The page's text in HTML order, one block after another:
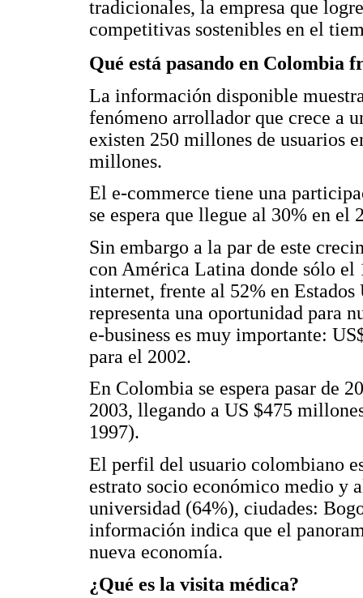
tradicionales, la empresa que
competitivas sostenibles en el
Qué está pasando en Colombia
La información disponible
fenómeno arrollador que crece a
existen 250 millones de usuarios
millones.
El e-commerce tiene una
se espera que llegue al 30% en el
Sin embargo a la par de este
con América Latina donde sólo el
internet, frente al 52% en Estados
representa una oportunidad para
e-business es muy importante:
para el 2002.
En Colombia se espera pasar de
2003, llegando a US $475
1997).
El perfil del usuario colombiano
estrato socio económico medio y
universidad (64%), ciudades:
información indica que el
nueva economía.
¿Qué es la visita médica?